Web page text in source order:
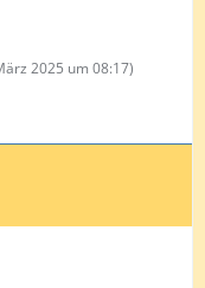
2025 um 08:17)